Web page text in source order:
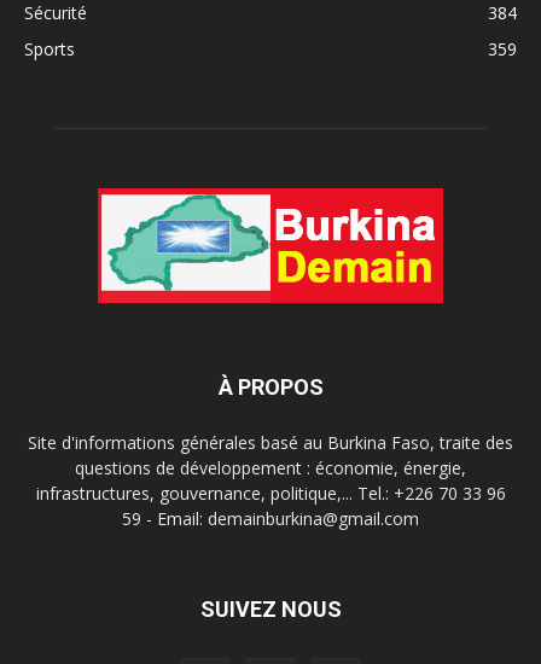
Sécurité
384
Sports
359
À PROPOS
Site d'informations générales basé au Burkina Faso, traite des
questions de développement : économie, énergie,
infrastructures, gouvernance, politique,... Tel.: +226 70 33 96
59 - Email: demainburkina@gmail.com
SUIVEZ NOUS